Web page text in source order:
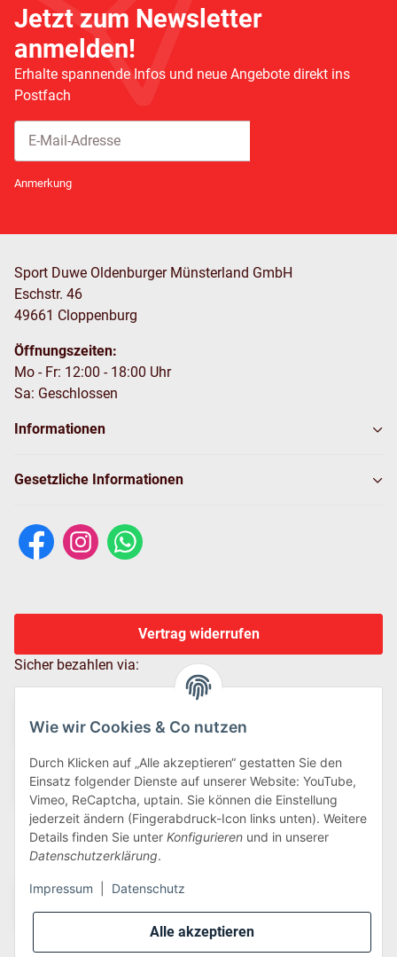
Alle akzeptieren
Wie wir Cookies & Co nutzen
Durch Klicken auf „Alle akzeptieren“ gestatten Sie den
Einsatz folgender Dienste auf unserer Website: YouTube,
Vimeo, ReCaptcha, uptain. Sie können die Einstellung
jederzeit ändern (Fingerabdruck-Icon links unten). Weitere
Details finden Sie unter Konfigurieren und in unserer
Datenschutzerklärung.
Impressum Datenschutz
Jetzt zum Newsletter
anmelden!
Erhalte spannende Infos und neue Angebote direkt ins
Postfach
Anmerkung
Sport Duwe Oldenburger Münsterland GmbH
Eschstr. 46
49661 Cloppenburg
Öffnungszeiten:
Mo - Fr: 12:00 - 18:00 Uhr
Sa: Geschlossen
Informationen
Gesetzliche Informationen
Vertrag widerrufen
Sicher bezahlen via:
Wir versenden via: